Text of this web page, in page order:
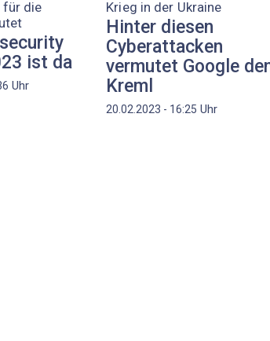
für die
ist da
Uhr
Krieg in der Ukraine
Hinter diesen
Cyberattacken
vermutet Google
Kreml
20.02.2023 - 16:25 Uhr